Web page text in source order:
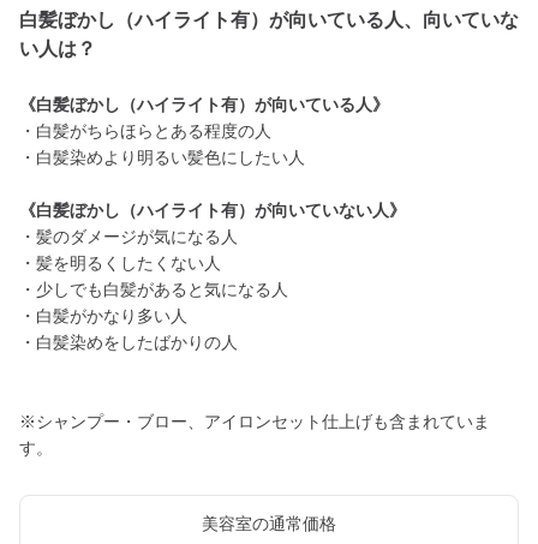
白髪ぼかし（ハイライト有）が向いている人、向いていな
い人は？
《白髪ぼかし（ハイライト有）が向いている人》
・白髪がちらほらとある程度の人
・白髪染めより明るい髪色にしたい人
《白髪ぼかし（ハイライト有）が向いていない人》
・髪のダメージが気になる人
・髪を明るくしたくない人
・少しでも白髪があると気になる人
・白髪がかなり多い人
・白髪染めをしたばかりの人
※シャンプー・ブロー、アイロンセット仕上げも含まれていま
す。
美容室の通常価格